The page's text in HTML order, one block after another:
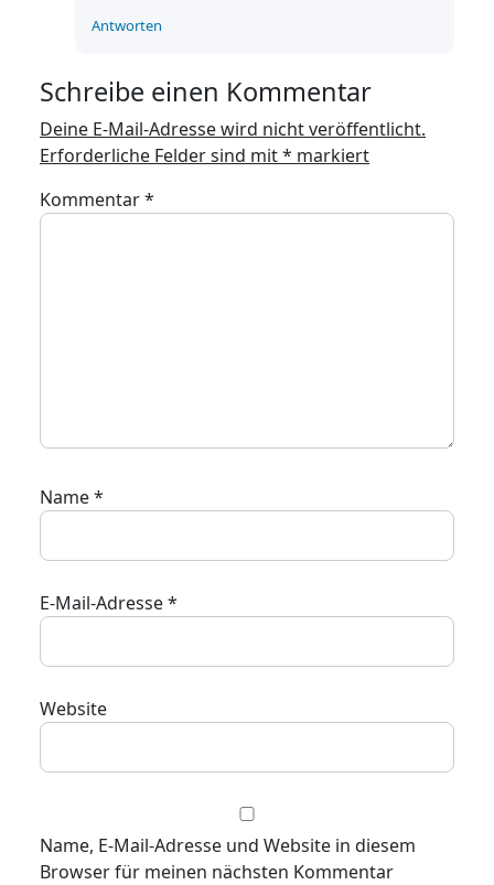
Antworten
Schreibe einen Kommentar
Deine E-Mail-Adresse wird nicht veröffentlicht.
Erforderliche Felder sind mit* markiert
Kommentar*
Name*
E-Mail-Adresse*
Website
Name, E-Mail-Adresse und Website in diesem
Browser für meinen nächsten Kommentar